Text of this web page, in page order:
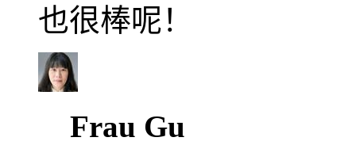
也很棒呢！
Frau Gu